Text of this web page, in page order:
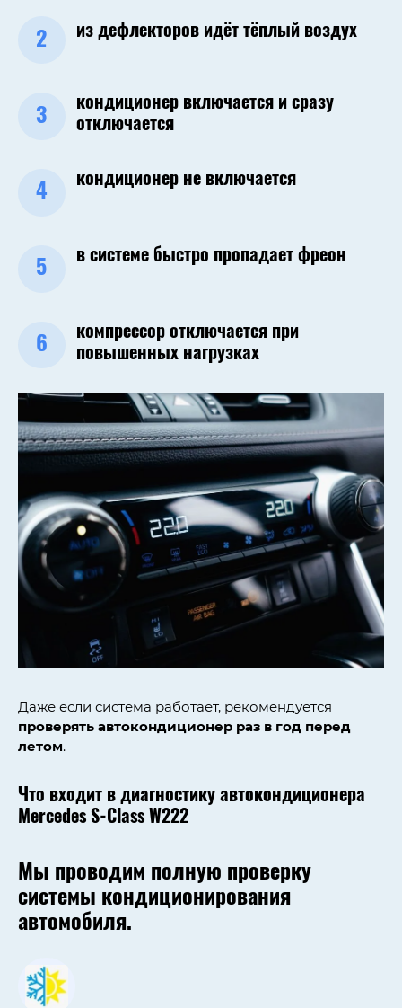
2 из дефлекторов идёт тёплый воздух
3
кондиционер включается и сразу
отключается
4
кондиционер не включается
5
в системе быстро пропадает фреон
6
компрессор отключается при
повышенных нагрузках
Даже если система работает, рекомендуется
проверять автокондиционер раз в год перед
летом.
Что входит в диагностику автокондиционера
Mercedes S-Class W222
Мы проводим полную проверку
системы кондиционирования
автомобиля.